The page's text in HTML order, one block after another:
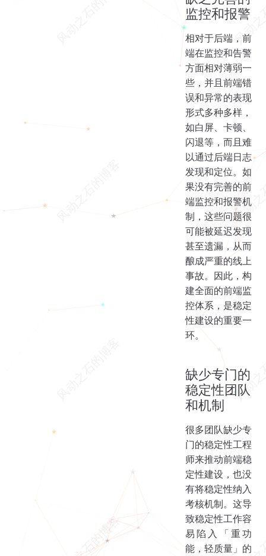
监控和报警
相对于后端，前
端在监控和告警
方面相对薄弱一
些，并且前端错
误和异常的表现
形式多种多样，
如白屏、卡顿、
闪退等，而且难
以通过后端日志
发现和定位。如
果没有完善的前
端监控和报警机
制，这些问题很
可能被延迟发现
甚至遗漏，从而
酿成严重的线上
事故。因此，构
建全面的前端监
控体系，是稳定
性建设的重要一
环。
缺少专门的
稳定性团队
和机制
很多团队缺少专
门的稳定性工程
师来推动前端稳
定性建设，也没
有将稳定性纳入
考核机制。这导
致稳定性工作容
易陷入「重功
能，轻质量」的